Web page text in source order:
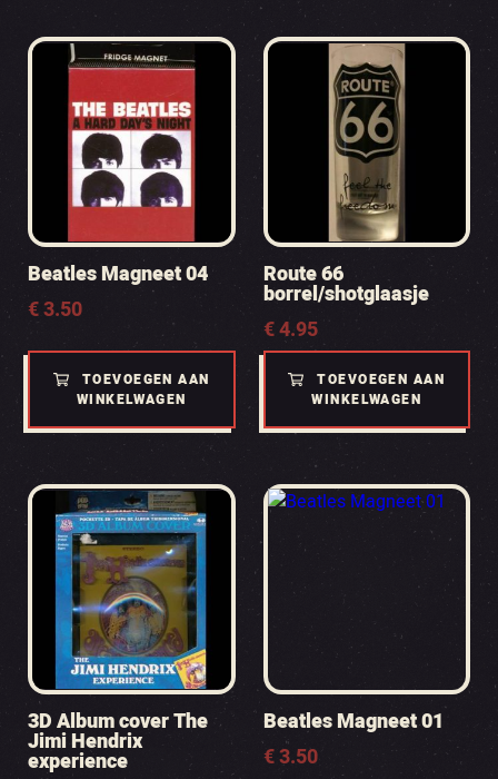
Beatles Magneet 04
€3.50
TOEVOEGEN AAN
WINKELWAGEN
Route 66
borrel/shotglaasje
€4.95
TOEVOEGEN AAN
WINKELWAGEN
3D Album cover The
Jimi Hendrix
experience
Beatles Magneet 01
€3.50